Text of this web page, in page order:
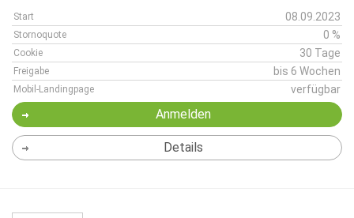
Start 08.09.2023
Stornoquote 0 %
Cookie 30 Tage
Freigabe bis 6 Wochen
Mobil-Landingpage verfügbar
Anmelden
Details